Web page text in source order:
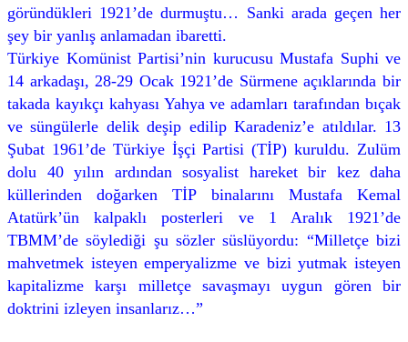
göründükleri 1921’de durmuştu… Sanki arada geçen her
şey bir yanlış anlamadan ibaretti.
Türkiye Komünist Partisi’nin kurucusu Mustafa Suphi ve
14 arkadaşı, 28-29 Ocak 1921’de Sürmene açıklarında bir
takada kayıkçı kahyası Yahya ve adamları tarafından bıçak
ve süngülerle delik deşip edilip Karadeniz’e atıldılar. 13
Şubat 1961’de Türkiye İşçi Partisi (TİP) kuruldu. Zulüm
dolu 40 yılın ardından sosyalist hareket bir kez daha
küllerinden doğarken TİP binalarını Mustafa Kemal
Atatürk’ün kalpaklı posterleri ve 1 Aralık 1921’de
TBMM’de söylediği şu sözler süslüyordu: “Milletçe bizi
mahvetmek isteyen emperyalizme ve bizi yutmak isteyen
kapitalizme karşı milletçe savaşmayı uygun gören bir
doktrini izleyen insanlarız…”